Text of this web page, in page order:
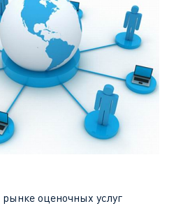
оценочных услуг